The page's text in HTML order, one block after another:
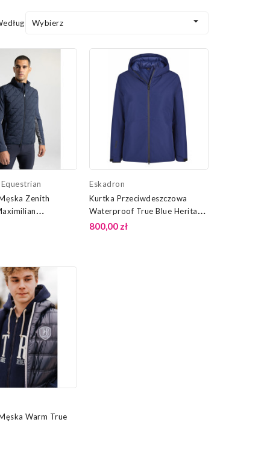
Wybierz 
Zenith
Eskadron
Kurtka Przeciwdeszczowa
Waterproof True Blue Heritage
24/25 Eskadron
800,00 zł
Warm True